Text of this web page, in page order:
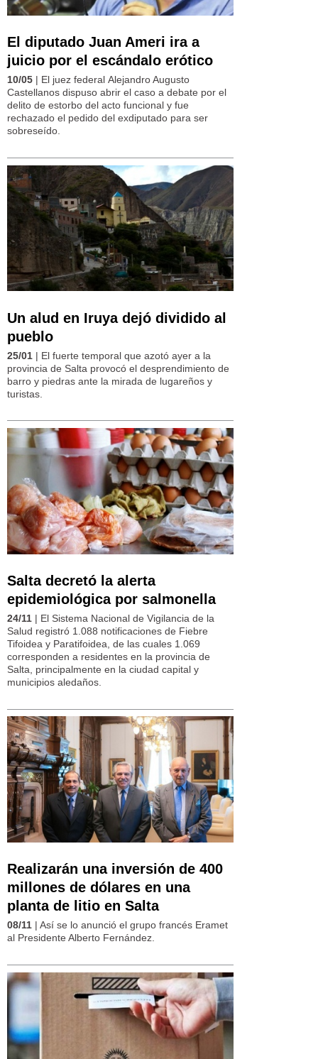
El diputado Juan Ameri ira a
juicio por el escándalo erótico
10/05 | El juez federal Alejandro Augusto
Castellanos dispuso abrir el caso a debate por el
delito de estorbo del acto funcional y fue
rechazado el pedido del exdiputado para ser
sobreseído.
Un alud en Iruya dejó dividido al
pueblo
25/01 | El fuerte temporal que azotó ayer a la
provincia de Salta provocó el desprendimiento de
barro y piedras ante la mirada de lugareños y
turistas.
Salta decretó la alerta
epidemiológica por salmonella
24/11 | El Sistema Nacional de Vigilancia de la
Salud registró 1.088 notificaciones de Fiebre
Tifoidea y Paratifoidea, de las cuales 1.069
corresponden a residentes en la provincia de
Salta, principalmente en la ciudad capital y
municipios aledaños.
Realizarán una inversión de 400
millones de dólares en una
planta de litio en Salta
08/11 | Así se lo anunció el grupo francés Eramet
al Presidente Alberto Fernández.